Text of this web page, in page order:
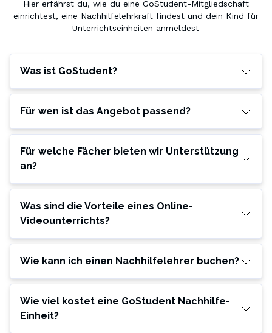
Hier erfährst du, wie du eine GoStudent-Mitgliedschaft
einrichtest, eine Nachhilfelehrkraft findest und dein Kind für
Unterrichtseinheiten anmeldest
Was ist GoStudent?
Für wen ist das Angebot passend?
Für welche Fächer bieten wir Unterstützung
an?
Was sind die Vorteile eines Online-
Videounterrichts?
Wie kann ich einen Nachhilfelehrer buchen?
Wie viel kostet eine GoStudent Nachhilfe-
Einheit?